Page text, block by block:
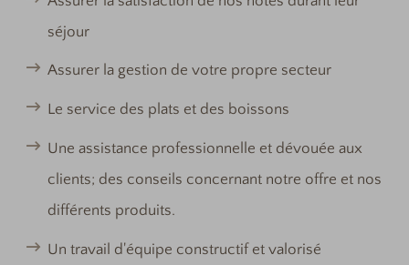
séjour
Assurer la gestion de votre propre secteur
Le service des plats et des boissons
Une assistance professionnelle et dévouée aux
clients; des conseils concernant notre offre et nos
différents produits.
Un travail d'équipe constructif et valorisé